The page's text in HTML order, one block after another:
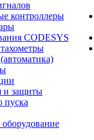
контроллеры
CODESYS
и защиты
пуска